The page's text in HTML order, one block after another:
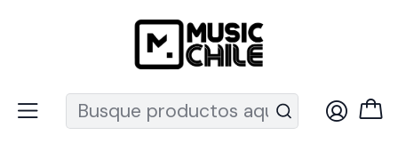
Recuerda que ahora nos puedes encontrar en el MUT
Inicio Percusión
Bongós